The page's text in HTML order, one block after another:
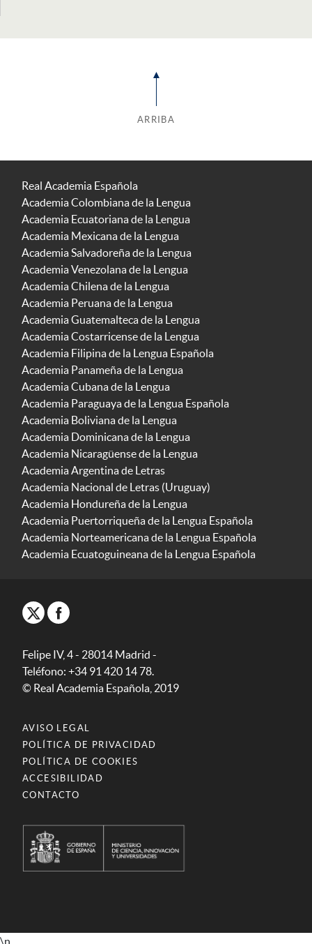
ARRIBA
Real Academia Española
Academia Colombiana de la Lengua
Academia Ecuatoriana de la Lengua
Academia Mexicana de la Lengua
Academia Salvadoreña de la Lengua
Academia Venezolana de la Lengua
Academia Chilena de la Lengua
Academia Peruana de la Lengua
Academia Guatemalteca de la Lengua
Academia Costarricense de la Lengua
Academia Filipina de la Lengua Española
Academia Panameña de la Lengua
Academia Cubana de la Lengua
Academia Paraguaya de la Lengua Española
Academia Boliviana de la Lengua
Academia Dominicana de la Lengua
Academia Nicaragüense de la Lengua
Academia Argentina de Letras
Academia Nacional de Letras (Uruguay)
Academia Hondureña de la Lengua
Academia Puertorriqueña de la Lengua Española
Academia Norteamericana de la Lengua Española
Academia Ecuatoguineana de la Lengua Española
Felipe IV, 4 - 28014 Madrid -
Teléfono: +34 91 420 14 78.
© Real Academia Española, 2019
AVISO LEGAL
POLÍTICA DE PRIVACIDAD
POLÍTICA DE COOKIES
ACCESIBILIDAD
CONTACTO
\n